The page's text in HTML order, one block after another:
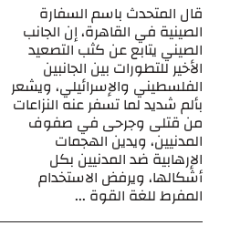
قال المتحدث باسم السفارة
الصينية في القاهرة، إن الجانب
الصيني يتابع عن كثب التصعيد
الأخير للتطورات بين الجانبين
الفلسطيني والإسرائيلي، ويشعر
بألم شديد لما تسفر عنه النزاعات
من قتلى وجرحى في صفوف
المدنيين، ويدين الهجمات
الإرهابية ضد المدنيين بكل
أشكالها، ويرفض الاستخدام
المفرط للغة القوة ...